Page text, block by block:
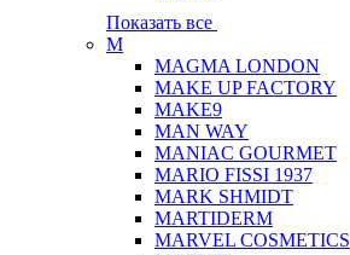
Показать все
M
MAGMA LONDON
MAKE UP FACTORY
MAKE9
MAN WAY
MANIAC GOURMET
MARIO FISSI 1937
MARK SHMIDT
MARTIDERM
MARVEL COSMETICS